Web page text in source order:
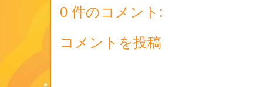
0 件のコメント:
コメントを投稿